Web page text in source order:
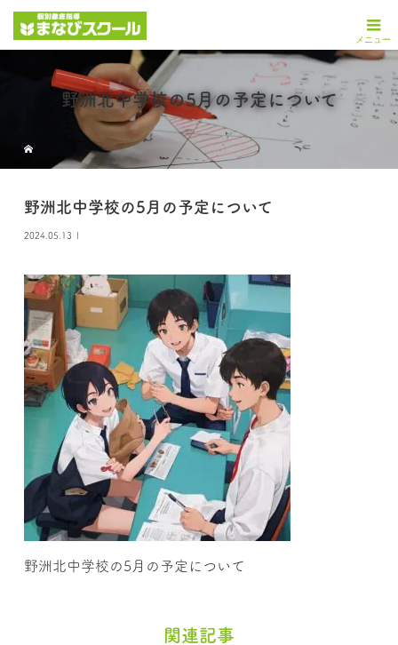
野洲北中学校の5月の予定について
野洲北中学校の5月の予定について
2024.05.13
野洲北中学校の5月の予定について
関連記事